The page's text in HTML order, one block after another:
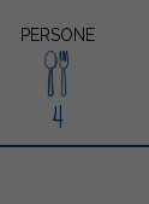
PERSONE
4